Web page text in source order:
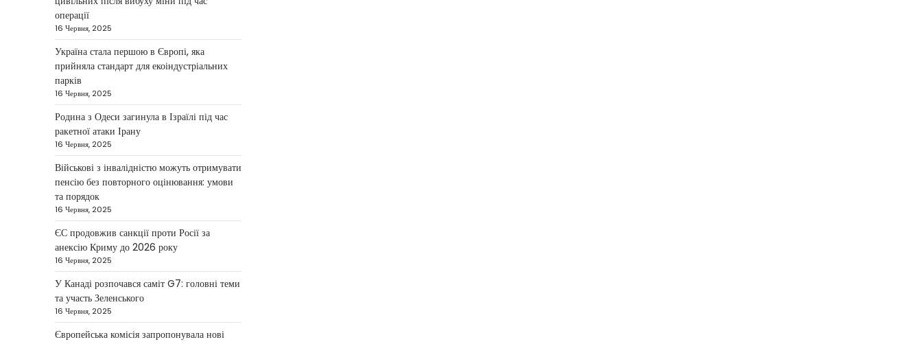
НОВИНИ
Головні новини ранку 4
березня: дрони, Іран,
фронт і заяви Європи
2026
Україна може долучитися до
посилення систем протидії
іранським дронам на Близькому
Сході, новим верховним лідером…
НОВИНИ
Зеленський заявив про
готовність України
допомогти
стабілізувати Близький
Схід
2026
Президент України Володимир
операції
16 Червня, 2025
Україна стала першою в Європі, яка
прийняла стандарт для екоіндустріальних
парків
16 Червня, 2025
Родина з Одеси загинула в Ізраїлі під час
ракетної атаки Ірану
16 Червня, 2025
Військові з інвалідністю можуть отримувати
пенсію без повторного оцінювання: умови
та порядок
16 Червня, 2025
ЄС продовжив санкції проти Росії за
анексію Криму до 2026 року
16 Червня, 2025
У Канаді розпочався саміт G7: головні теми
та участь Зеленського
16 Червня, 2025
Європейська комісія запропонувала нові